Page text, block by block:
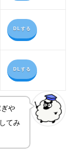
DLする
DLする
や
てみ